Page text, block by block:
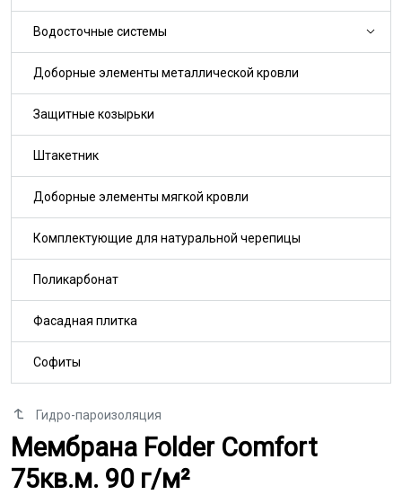
Гидро-пароизоляция
Мембрана Folder Comfort
Мембрана Folder Comfort
75кв.м. 90 г/м²
Водосточные системы
Доборные элементы металлической кровли
Защитные козырьки
Штакетник
Доборные элементы мягкой кровли
Комплектующие для натуральной черепицы
Поликарбонат
Фасадная плитка
Софиты